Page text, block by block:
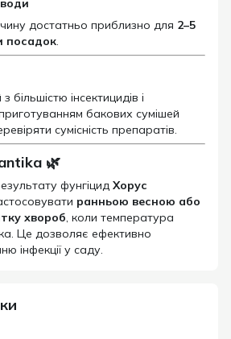
достатньо приблизно для 2–5
посадок.
більшістю інсектицидів і
бакових сумішей
сумісність препаратів.
🌿
фунгіцид Хорус
ранньою весною або
хвороб, коли температура
Це дозволяє ефективно
інфекції у саду.